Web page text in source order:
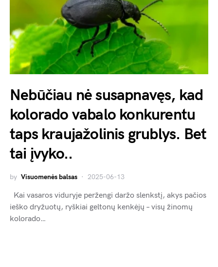
Nebūčiau nė susapnavęs, kad
kolorado vabalo konkurentu
taps kraujažolinis grublys. Bet
tai įvyko..
by Visuomenės balsas 2025-06-13
Kai vasaros viduryje peržengi daržo slenkstį, akys pačios
ieško dryžuotų, ryškiai geltonų kenkėjų – visų žinomų
kolorado…